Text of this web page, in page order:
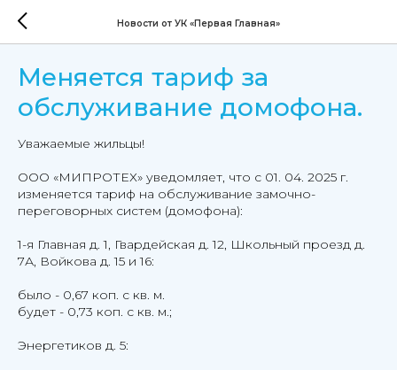
Новости от УК «Первая Главная»
Меняется тариф за
обслуживание домофона.
Уважаемые жильцы!
ООО «МИПРОТЕХ» уведомляет, что с 01. 04. 2025 г.
изменяется тариф на обслуживание замочно-
переговорных систем (домофона):
1-я Главная д. 1, Гвардейская д. 12, Школьный проезд д.
7А, Войкова д. 15 и 16:
было - 0,67 коп. с кв. м.
будет - 0,73 коп. с кв. м.;
Энергетиков д. 5: